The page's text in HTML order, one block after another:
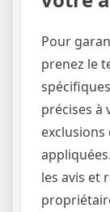
Pour
prenez le
précises à
les avis et